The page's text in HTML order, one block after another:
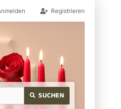
Registrieren
SUCHEN